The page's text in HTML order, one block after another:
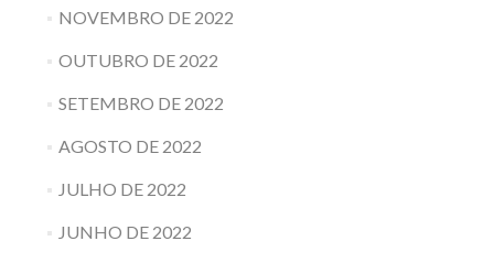
NOVEMBRO DE 2022
OUTUBRO DE 2022
SETEMBRO DE 2022
AGOSTO DE 2022
JULHO DE 2022
JUNHO DE 2022